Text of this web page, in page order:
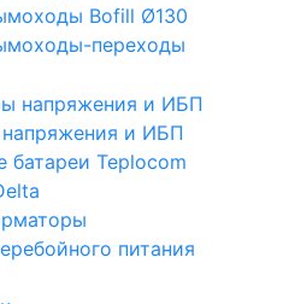
Bofill Ø130
переходы
и ИБП
батареи Teplocom
питания